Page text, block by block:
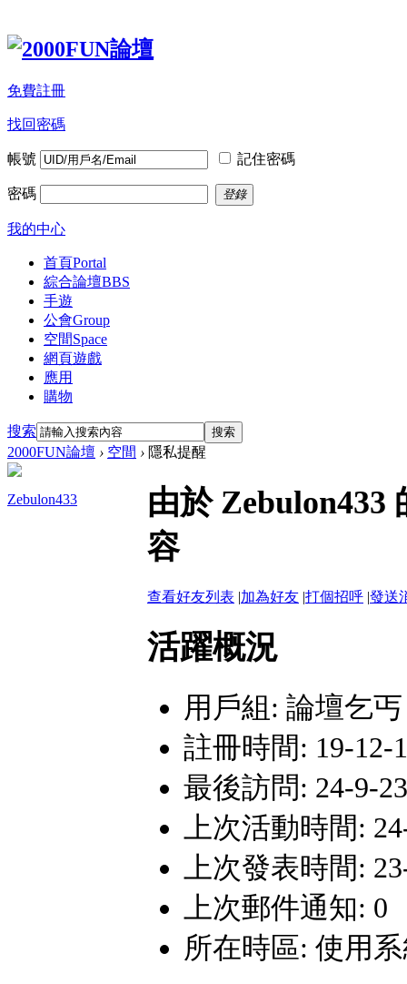
免費註冊
找回密碼
帳號 記住密碼
密碼 登錄
我的中心
首頁Portal
綜合論壇BBS
手遊
公會Group
空間Space
網頁遊戲
應用
購物
搜索 搜索
2000FUN論壇 › 空間 › 隱私提醒
Zebulon433
由於 Zebulon433
容
查看好友列表 |加為好友 |打個招呼 |發送
活躍概況
用戶組: 論壇乞丐
註冊時間: 19-12-
最後訪問: 24-9-
上次活動時間:
上次發表時間:
上次郵件通知: 0
所在時區: 使用